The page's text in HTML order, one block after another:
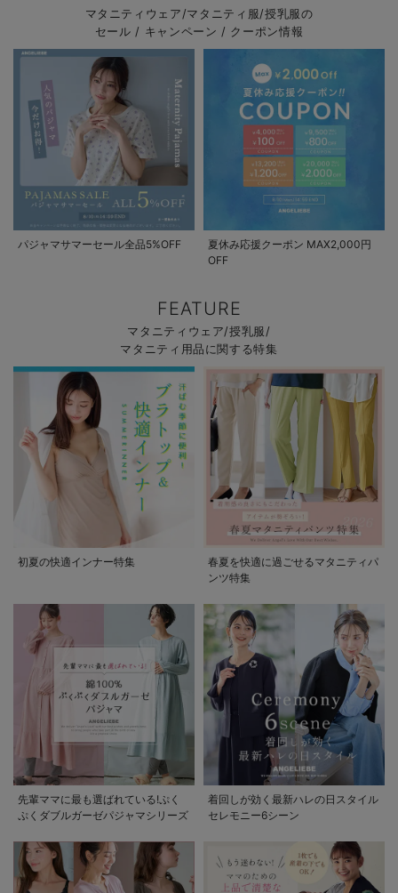
マタニティウェア/マタニティ服/授乳服の
セール / キャンペーン / クーポン情報
パジャマサマーセール全品5%OFF
夏休み応援クーポン MAX2,000円
OFF
FEATURE
マタニティウェア/授乳服/
マタニティ用品に関する特集
初夏の快適インナー特集
春夏を快適に過ごせるマタニティパ
ンツ特集
先輩ママに最も選ばれている!ぷく
ぷくダブルガーゼパジャマシリーズ
着回しが効く最新ハレの日スタイル
セレモニー6シーン